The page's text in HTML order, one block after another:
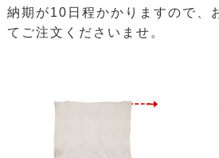
納期が10日程かかりますので、
てご注文くださいませ。